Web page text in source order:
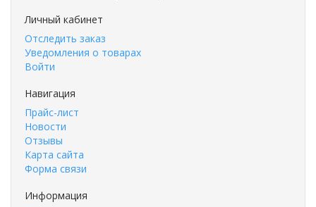
Личный кабинет
Отследить заказ
Уведомления о товарах
Войти
Навигация
Прайс-лист
Новости
Отзывы
Карта сайта
Форма связи
Информация